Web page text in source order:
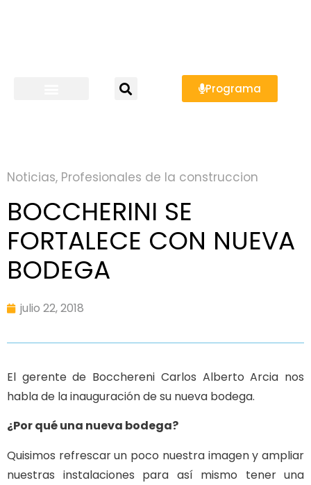
Programa
Noticias, Profesionales de la construccion
BOCCHERINI SE
FORTALECE CON NUEVA
BODEGA
julio 22, 2018
El gerente de Bocchereni Carlos Alberto Arcia nos
habla de la inauguración de su nueva bodega.
¿Por qué una nueva bodega?
Quisimos refrescar un poco nuestra imagen y ampliar
nuestras instalaciones para así mismo tener una